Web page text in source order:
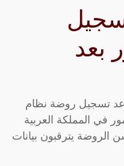
بعد
تسجيل روضة نظام
الأمور في المملكة العربية
الروضة يترقبون بيانات